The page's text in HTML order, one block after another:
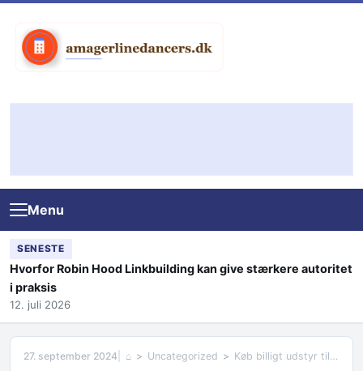
Menu
SENESTE
Hvorfor Robin Hood Linkbuilding kan give stærkere autoritet
i praksis
12. juli 2026
27. september 2024 ⌂ Uncategorized Køb billigt udstyr til træning